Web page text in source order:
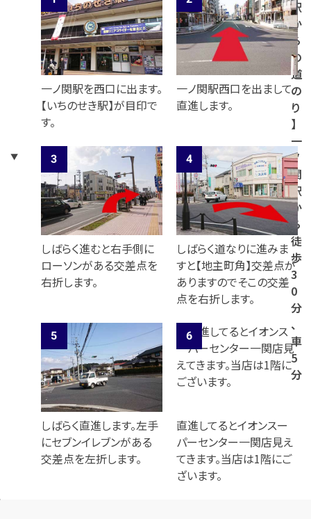
駅
か
ら
の
道
の
り
】
一
ノ
関
駅
か
ら
徒
歩
3
0
分
、
車
5
分
一ノ関駅を西口に出ます。
【いちのせき駅】が目印で
す。
一ノ関駅西口を出まして
直進します。
しばらく進むと右手側に
ローソンがある交差点を
右折します。
しばらく道なりに進みま
すと【地主町角】交差点が
ありますのでそこの交差
点を右折します。
しばらく直進します。左手
にセブンイレブンがある
交差点を左折します。
直進してるとイオンスー
パーセンター一関店見え
てきます。当店は1階にご
ざいます。